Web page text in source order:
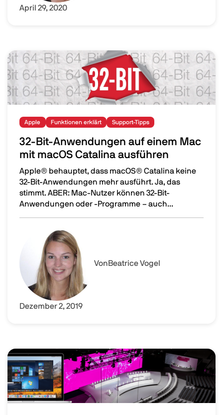
April 29, 2020
Image
Apple Funktionen erklärt Support-Tipps
32-Bit-Anwendungen auf einem Mac
mit macOS Catalina ausführen
Apple® behauptet, dass macOS® Catalina keine
32-Bit-Anwendungen mehr ausführt. Ja, das
stimmt. ABER: Mac-Nutzer können 32-Bit-
Anwendungen oder -Programme – auch...
32-Bit-Anwendungen auf einem Mac mit macOS
VonBeatrice Vogel
Dezember 2, 2019
Image